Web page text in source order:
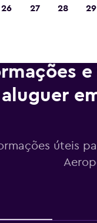
aluguer
úteis
26 27 28 29